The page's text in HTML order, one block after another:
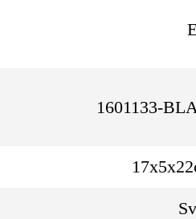
1601133-